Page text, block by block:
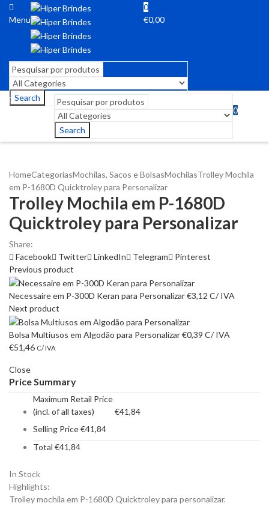
Menu
0
€0,00
Search
Search
0
HomeCategoriasMochilas, Sacos e BolsasMochilasTrolley Mochila
em P-1680D Quicktroley para Personalizar
Trolley Mochila em P-1680D
Quicktroley para Personalizar
Share:
Facebook
Twitter LinkedIn Telegram
Pinterest
Previous product
Necessaire em P-300D Keran para Personalizar€3,12 C/ IVA
Next product
Bolsa Multiusos em Algodão para Personalizar€0,39 C/ IVA
€51,46 C/ IVA
Close
Price Summary
Maximum Retail Price
(incl. of all taxes)
€41,84
Selling Price€41,84
Total €41,84
In Stock
Highlights:
Trolley mochila em P-1680D Quicktroley para personalizar.